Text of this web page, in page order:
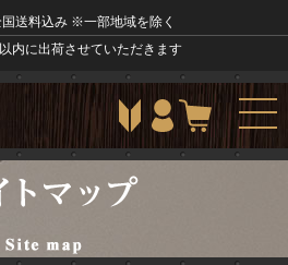
送料込み ※一部地域を除く
内に出荷させていただきます